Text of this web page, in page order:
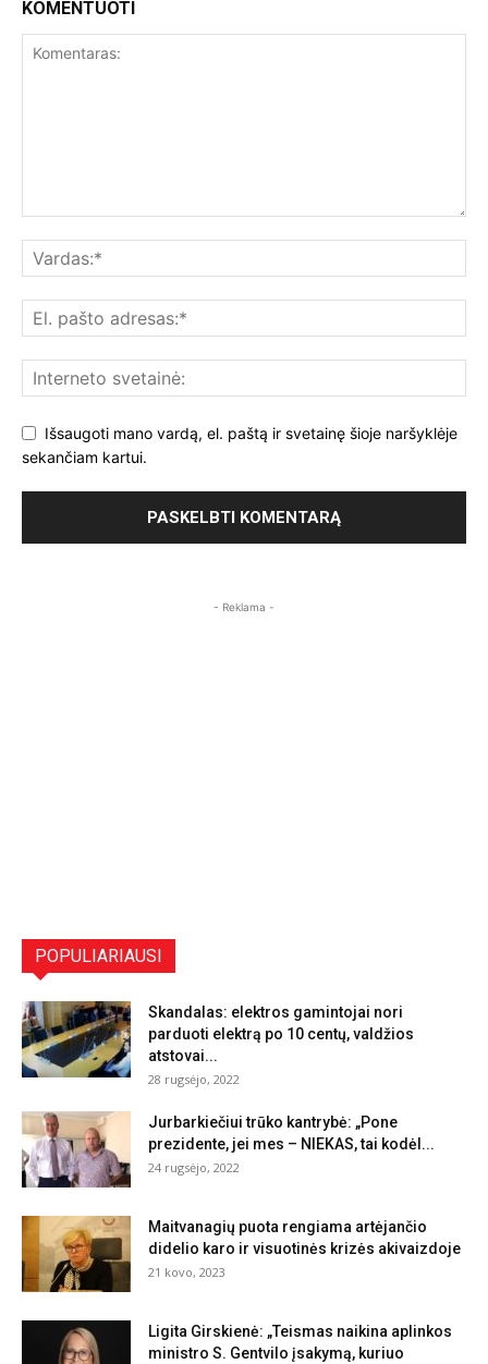
KOMENTUOTI
Išsaugoti mano vardą, el. paštą ir svetainę šioje naršyklėje
sekančiam kartui.
- Reklama -
POPULIARIAUSI
Skandalas: elektros gamintojai nori
parduoti elektrą po 10 centų, valdžios
atstovai...
28 rugsėjo, 2022
Jurbarkiečiui trūko kantrybė: „Pone
prezidente, jei mes – NIEKAS, tai kodėl...
24 rugsėjo, 2022
Maitvanagių puota rengiama artėjančio
didelio karo ir visuotinės krizės akivaizdoje
21 kovo, 2023
Ligita Girskienė: „Teismas naikina aplinkos
ministro S. Gentvilo įsakymą, kuriuo